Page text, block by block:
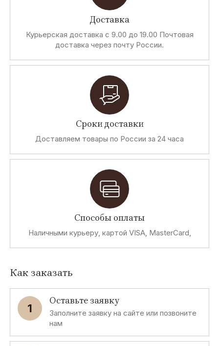
Доставка
Курьерская доставка с 9.00 до 19.00 Почтовая
доставка через почту России.
Сроки доставки
Доставляем товары по России за 24 часа
Способы оплаты
Наличными курьеру, картой VISA, MasterCard,
Как заказать
1
Оставьте заявку
Заполните заявку на сайте или позвоните
нам